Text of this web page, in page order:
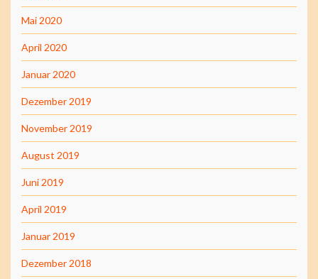
Mai 2020
April 2020
Januar 2020
Dezember 2019
November 2019
August 2019
Juni 2019
April 2019
Januar 2019
Dezember 2018